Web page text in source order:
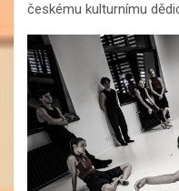
českému kulturnímu